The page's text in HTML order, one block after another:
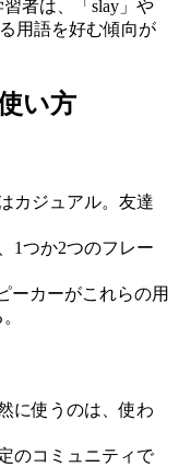
者は、「slay」や
用語を好む傾向が
い方
カジュアル。友達
1つか2つのフレー
ーカーがこれらの用
に使うのは、使わ
のコミュニティで